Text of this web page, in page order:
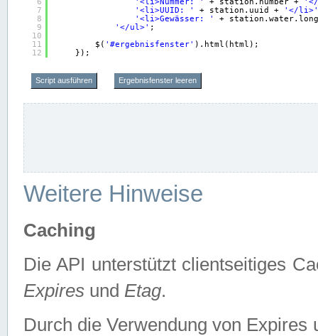
7
8
9
10
11
12
'<li>UUID: '
+ station.uuid +
'</li>'
'<li>Gewässer: '
+
'</ul>' ;
$( '#ergebnisfenster' ).html(html);
});
Script ausführen Ergebnisfenster leeren
Weitere Hinweise
Caching
Die API unterstützt clientseitiges
Expires und Etag.
Durch die Verwendung von